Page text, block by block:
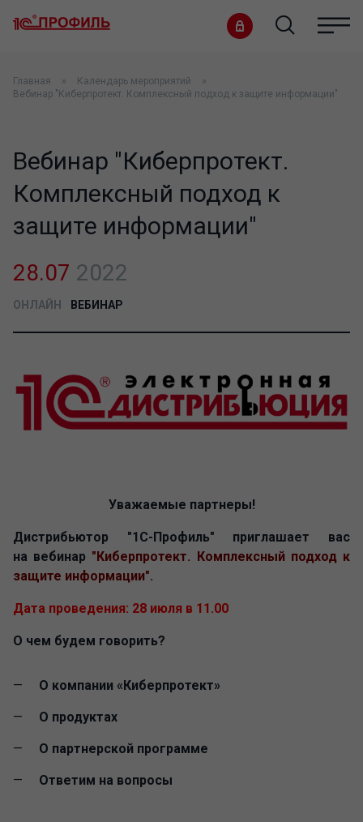
Главная
Календарь мероприятий
Вебинар "Киберпротект. Комплексный подход к защите информации"
Вебинар "Киберпротект.
Комплексный подход к
защите информации"
28.07 2022
ОНЛАЙН ВЕБИНАР
Уважаемые партнеры!
Дистрибьютор "1С-Профиль" приглашает вас
на вебинар "Киберпротект. Комплексный подход к
защите информации".
Дата проведения: 28 июля в 11.00
О чем будем говорить?
О компании «Киберпротект»
О продуктах
О партнерской программе
Ответим на вопросы